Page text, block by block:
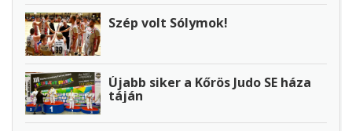
Szép volt Sólymok!
Újabb siker a Kőrös Judo SE háza
táján